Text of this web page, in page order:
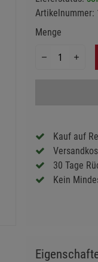
Artikelnummer:
Menge
Kauf auf
30 Tage
Kein